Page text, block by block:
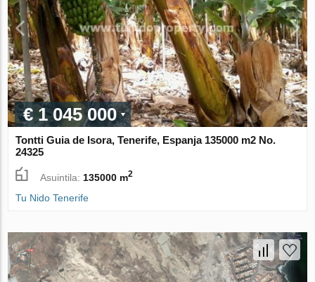
€ 1 045 000
Tontti Guia de Isora, Tenerife, Espanja 135000 m2 No.
24325
Asuintila: 135000 m2
Tu Nido Tenerife